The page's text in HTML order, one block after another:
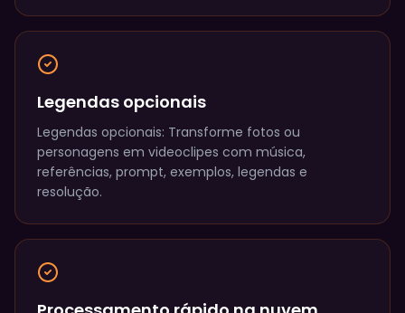
Legendas opcionais
Legendas opcionais: Transforme fotos ou
personagens em videoclipes com música,
referências, prompt, exemplos, legendas e
resolução.